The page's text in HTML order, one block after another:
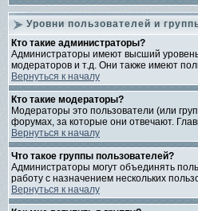
Уровни пользователей и
Кто такие администраторы?
Администраторы имеют высший
модераторов и т.д. Они также имеют
Вернуться к началу
Кто такие модераторы?
Модераторы это пользователи (или
форумах, за которые они отвечают.
Вернуться к началу
Что такое группы пользователей?
Администраторы могут объединять
работу с назначением нескольких
Вернуться к началу